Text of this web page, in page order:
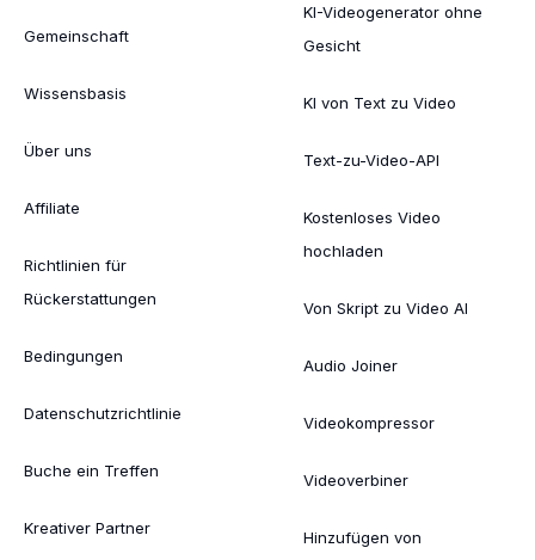
Gemeinschaft
Wissensbasis
Über uns
Affiliate
Richtlinien für
Rückerstattungen
Bedingungen
Datenschutzrichtlinie
Buche ein Treffen
Kreativer Partner
KI-Videogenerator ohne
Gesicht
KI von Text zu Video
Text-zu-Video-API
Kostenloses Video
hochladen
Von Skript zu Video AI
Audio Joiner
Videokompressor
Videoverbiner
Hinzufügen von